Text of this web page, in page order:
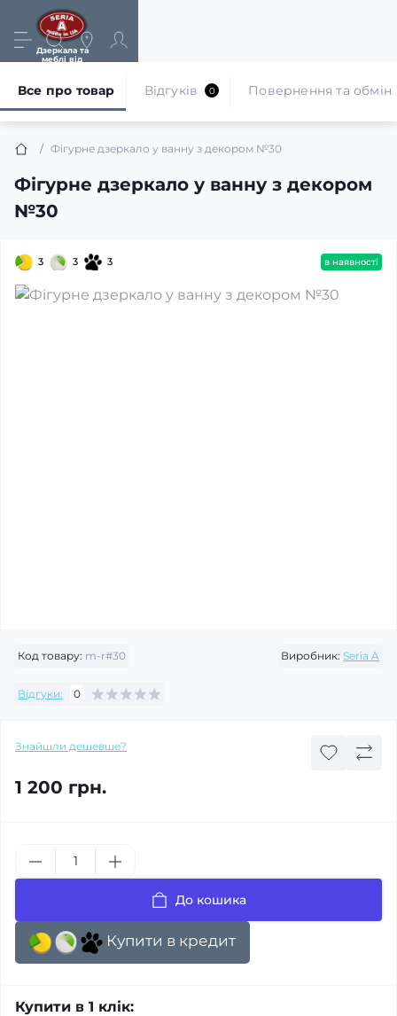
Дзеркала та
меблі від
Фігурне дзеркало у ванну з декором №30
Фігурне дзеркало у ванну з декором
№30
Все про товар Відгуків 0 Повернення та обмін
3 3 3 в наявності
Код товару: m-r#30 Виробник: Seria A
Відгуки: 0
Знайшли дешевше?
1 200 грн.
До кошика
Купити в кредит
Купити в 1 клік: